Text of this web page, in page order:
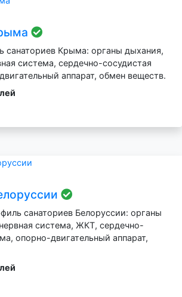
санаториев Крыма: органы дыхания,
система, сердечно-сосудистая
аппарат, обмен веществ.
санаториев Белоруссии: органы
система, ЖКТ, сердечно-
опорно-двигательный аппарат,